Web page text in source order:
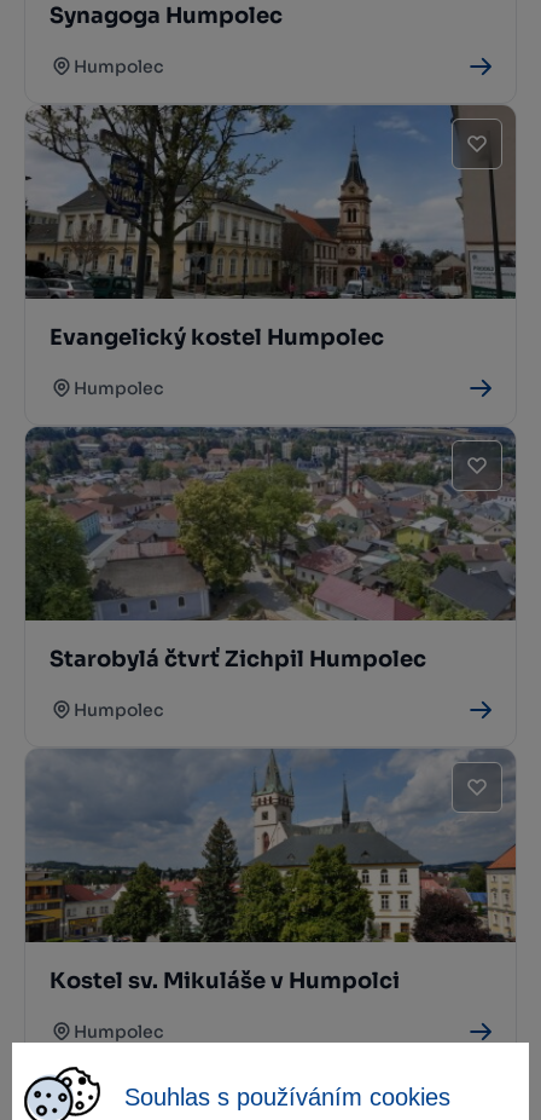
Souhlas s používáním cookies
Synagoga Humpolec
Humpolec
Evangelický kostel Humpolec
Humpolec
Starobylá čtvrť Zichpil Humpolec
Humpolec
Kostel sv. Mikuláše v Humpolci
Humpolec